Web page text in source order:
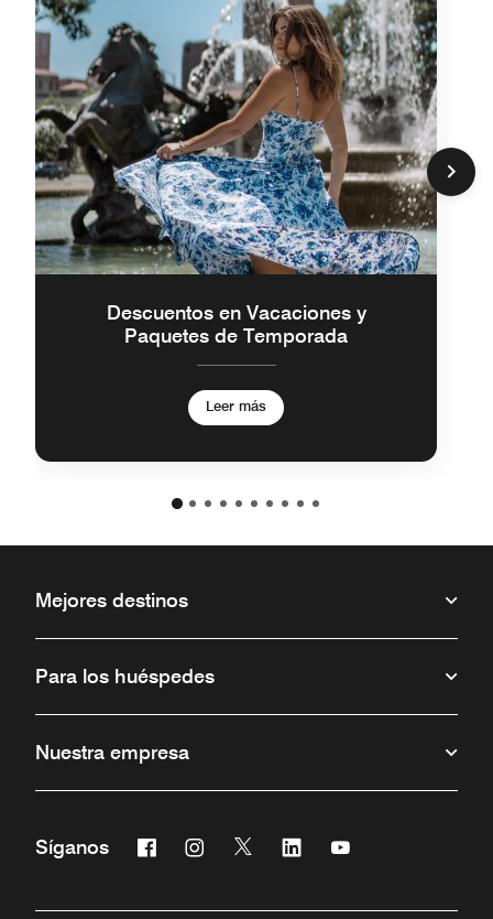
Descuentos en Vacaciones y
Paquetes de Temporada
Leer más
Mejores destinos
Para los huéspedes
Nuestra empresa
Síganos Facebook
Abre una ventana nueva
Instagram
Abre una ventana nueva
Twitter
Abre una ventana nueva
Linkedin
Abre una ventana nueva
Abre una ventana